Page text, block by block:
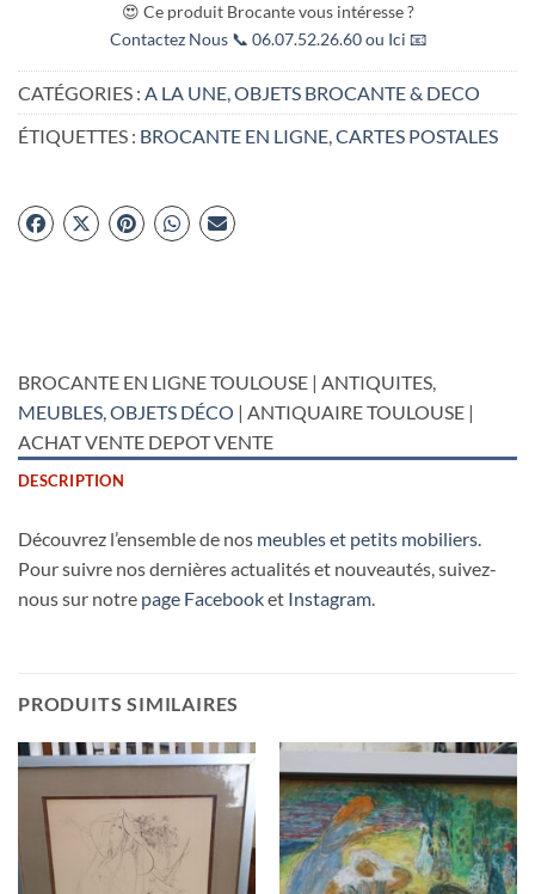
😍 Ce produit Brocante vous intéresse ?
Contactez Nous 📞 06.07.52.26.60 ou Ici 📧
CATÉGORIES : A LA UNE,OBJETS BROCANTE & DECO
ÉTIQUETTES : BROCANTE EN LIGNE,CARTES POSTALES
BROCANTE EN LIGNE TOULOUSE | ANTIQUITES,
MEUBLES OBJETS DÉCO | ANTIQUAIRE TOULOUSE |
ACHAT VENTE DEPOT VENTE
DESCRIPTION
Découvrez l’ensemble de nos meubles et petits mobiliers
Pour suivre nos dernières actualités et nouveautés, suivez-
nous sur notre page Facebooket Instagram
PRODUITS SIMILAIRES